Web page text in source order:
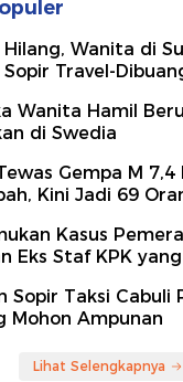
Hilang, Wanita di
Sopir Travel-
Wanita Hamil
di Swedia
Gempa M 7,4
Kini Jadi 69
Kasus
Eks Staf KPK
Sopir Taksi Cabuli
Mohon Ampunan
Lihat Selengkapnya